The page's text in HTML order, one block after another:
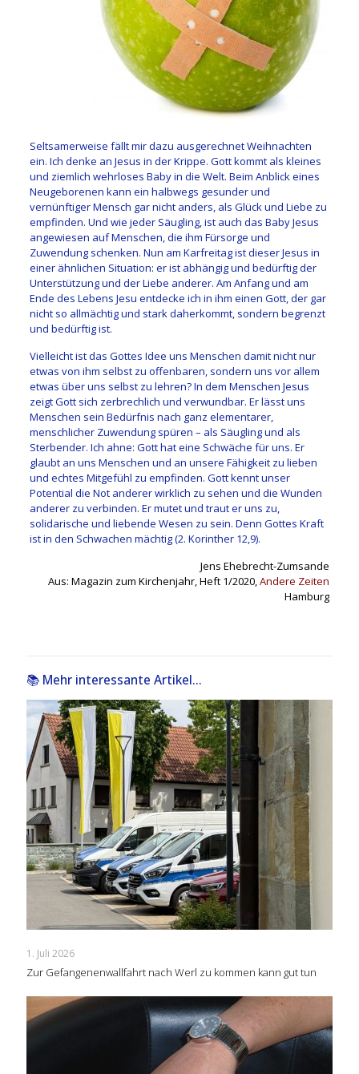
Seltsamerweise fällt mir dazu ausgerechnet Weihnachten
ein. Ich denke an Jesus in der Krippe. Gott kommt als kleines
und ziemlich wehrloses Baby in die Welt. Beim Anblick eines
Neugeborenen kann ein halbwegs gesunder und
vernünftiger Mensch gar nicht anders, als Glück und Liebe zu
empfinden. Und wie jeder Säugling, ist auch das Baby Jesus
angewiesen auf Menschen, die ihm Fürsorge und
Zuwendung schenken. Nun am Karfreitag ist dieser Jesus in
einer ähnlichen Situation: er ist abhängig und bedürftig der
Unterstützung und der Liebe anderer. Am Anfang und am
Ende des Lebens Jesu entdecke ich in ihm einen Gott, der gar
nicht so allmächtig und stark daherkommt, sondern begrenzt
und bedürftig ist.
Vielleicht ist das Gottes Idee uns Menschen damit nicht nur
etwas von ihm selbst zu offenbaren, sondern uns vor allem
etwas über uns selbst zu lehren? In dem Menschen Jesus
zeigt Gott sich zerbrechlich und verwundbar. Er lässt uns
Menschen sein Bedürfnis nach ganz elementarer,
menschlicher Zuwendung spüren – als Säugling und als
Sterbender. Ich ahne: Gott hat eine Schwäche für uns. Er
glaubt an uns Menschen und an unsere Fähigkeit zu lieben
und echtes Mitgefühl zu empfinden. Gott kennt unser
Potential die Not anderer wirklich zu sehen und die Wunden
anderer zu verbinden. Er mutet und traut er uns zu,
solidarische und liebende Wesen zu sein. Denn Gottes Kraft
ist in den Schwachen mächtig (2. Korinther 12,9).
Jens Ehebrecht-Zumsande
Aus: Magazin zum Kirchenjahr, Heft 1/2020,Andere Zeiten
Hamburg
📚 Mehr interessante Artikel...
1. Juli 2026
Zur Gefangenenwallfahrt nach Werl zu kommen kann gut tun